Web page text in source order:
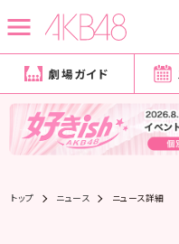
劇場ガイド
トップ ニュース ニュース詳細